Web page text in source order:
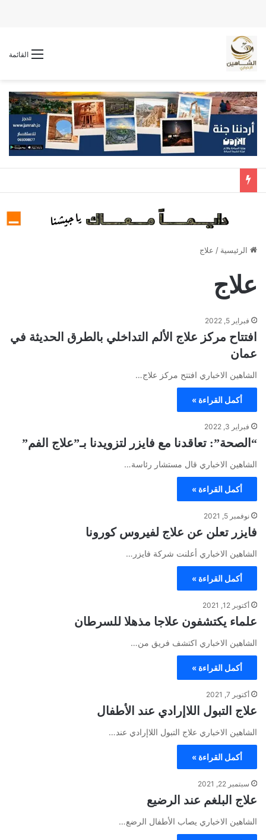
القائمة
الرئيسية / علاج
علاج
فبراير 5, 2022
افتتاح مركز علاج الألم التداخلي بالطرق الحديثة في
عمان
الشاهين الاخباري افتتح مركز علاج…
أكمل القراءة »
فبراير 3, 2022
“الصحة”: تعاقدنا مع فايزر لتزويدنا بـ”علاج الفم”
الشاهين الاخباري قال مستشار رئاسة…
أكمل القراءة »
نوفمبر 5, 2021
فايزر تعلن عن علاج لفيروس كورونا
الشاهين الاخباري أعلنت شركة فايزر…
أكمل القراءة »
أكتوبر 12, 2021
علماء يكتشفون علاجا مذهلا للسرطان
الشاهين الاخباري اكتشف فريق من…
أكمل القراءة »
أكتوبر 7, 2021
علاج التبول اللاإرادي عند الأطفال
الشاهين الاخباري علاج التبول اللاإرادي عند…
أكمل القراءة »
سبتمبر 22, 2021
علاج البلغم عند الرضيع
الشاهين الاخباري يصاب الأطفال الرضع…